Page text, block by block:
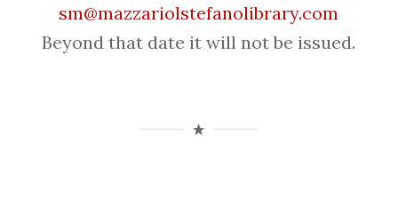
sm@mazzariolstefanolibrary.com
Beyond that date it will not be issued.